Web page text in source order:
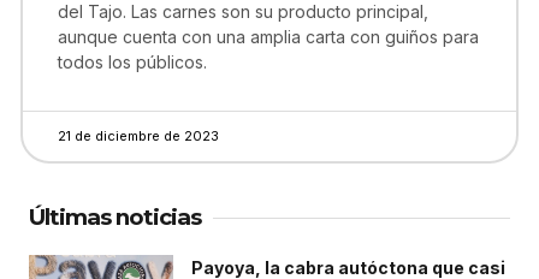
del Tajo. Las carnes son su producto principal,
aunque cuenta con una amplia carta con guiños para
todos los públicos.
21 de diciembre de 2023
Últimas noticias
Payoya, la cabra autóctona que casi